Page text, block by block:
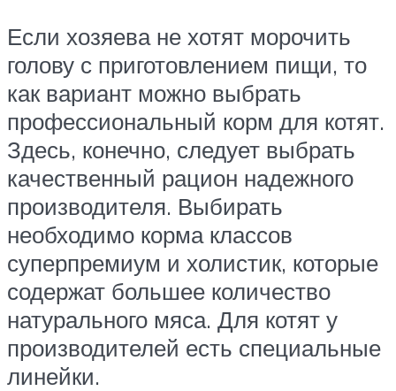
Если хозяева не хотят морочить
голову с приготовлением пищи, то
как вариант можно выбрать
профессиональный корм для котят.
Здесь, конечно, следует выбрать
качественный рацион надежного
производителя. Выбирать
необходимо корма классов
суперпремиум и холистик, которые
содержат большее количество
натурального мяса. Для котят у
производителей есть специальные
линейки.